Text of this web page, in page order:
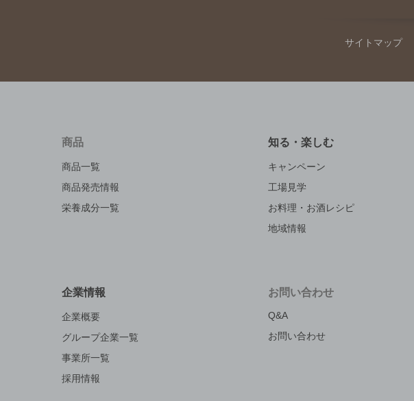
サイトマップ
商品
商品一覧
商品発売情報
栄養成分一覧
知る・楽しむ
キャンペーン
工場見学
お料理・お酒レシピ
地域情報
企業情報
企業概要
グループ企業一覧
事業所一覧
採用情報
お問い合わせ
Q&A
お問い合わせ